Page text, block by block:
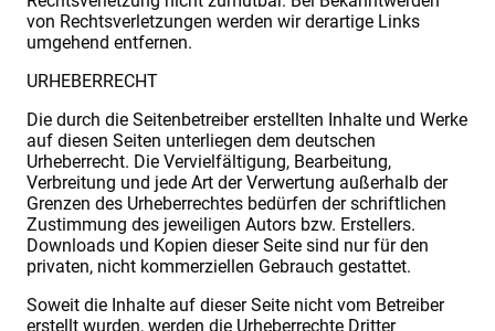
von Rechtsverletzungen werden wir derartige Links
umgehend entfernen.
URHEBERRECHT
Die durch die Seitenbetreiber erstellten Inhalte und Werke
auf diesen Seiten unterliegen dem deutschen
Urheberrecht. Die Vervielfältigung, Bearbeitung,
Verbreitung und jede Art der Verwertung außerhalb der
Grenzen des Urheberrechtes bedürfen der schriftlichen
Zustimmung des jeweiligen Autors bzw. Erstellers.
Downloads und Kopien dieser Seite sind nur für den
privaten, nicht kommerziellen Gebrauch gestattet.
Soweit die Inhalte auf dieser Seite nicht vom Betreiber
erstellt wurden, werden die Urheberrechte Dritter